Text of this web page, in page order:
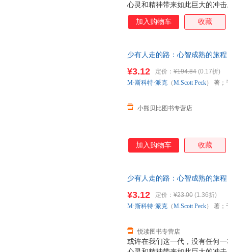
心灵和精神带来如此巨大的冲
翻译成23种以上的语言；在《
时间。这是出版史上的一大奇
新、宁静而丰富的生活；它帮
我。 正如本书开篇所言：人生
人生是一场艰辛之旅，心智成
加入购物车 收藏
少有人走的路：心智成熟的旅
下单，避免纠纷。
¥3.12 定价： ¥194.84 (0.17折)
小熊贝比图书专营店
M·斯科特·派克 （M.Scott Peck） 著；
加入购物车 收藏
少有人走的路：心智成熟的旅
由退换】
或许在我们这一代，没有任何
¥3.12 定价： ¥23.00 (1.36折)
悦读图书专营店
M·斯科特·派克 （M.Scott Peck） 著；